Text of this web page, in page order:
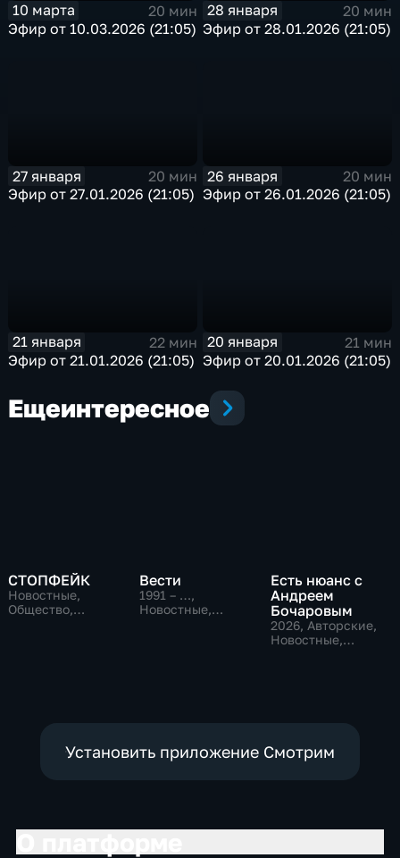
10 марта
20 мин
Эфир от 10.03.2026 (21:05)
28 января
20 мин
Эфир от 28.01.2026 (21:05)
27 января
20 мин
Эфир от 27.01.2026 (21:05)
26 января
20 мин
Эфир от 26.01.2026 (21:05)
21 января
22 мин
Эфир от 21.01.2026 (21:05)
20 января
21 мин
Эфир от 20.01.2026 (21:05)
Ещеинтересное
СТОПФЕЙК
Новостные,
Общество,
Вести
1991 – …,
Новостные,
Есть нюанс с
Андреем
Бочаровым
2026, Авторские,
Новостные,
Установить приложение Смотрим